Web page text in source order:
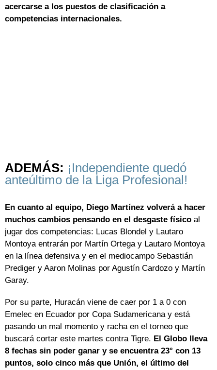
acercarse a los puestos de clasificación a
competencias internacionales.
ADEMÁS: ¡Independiente quedó
anteúltimo de la Liga Profesional!
En cuanto al equipo, Diego Martínez volverá a hacer
muchos cambios pensando en el desgaste físico al
jugar dos competencias: Lucas Blondel y Lautaro
Montoya entrarán por Martín Ortega y Lautaro Montoya
en la línea defensiva y en el mediocampo Sebastián
Prediger y Aaron Molinas por Agustín Cardozo y Martín
Garay.
Por su parte, Huracán viene de caer por 1 a 0 con
Emelec en Ecuador por Copa Sudamericana y está
pasando un mal momento y racha en el torneo que
buscará cortar este martes contra Tigre. El Globo lleva
8 fechas sin poder ganar y se encuentra 23° con 13
puntos, solo cinco más que Unión, el último del